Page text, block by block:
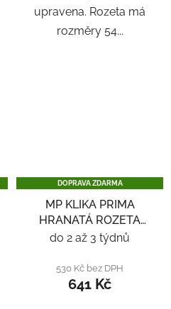
upravena. Rozeta má
rozměry 54...
DOPRAVA ZDARMA
MP KLIKA PRIMA
HRANATÁ ROZETA
SQ6 - ČERNÁ
do 2 až 3 týdnů
530 Kč bez DPH
641 Kč